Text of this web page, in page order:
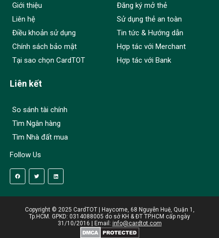
Giới thiệu
Liên hệ
Điều khoản sử dụng
Chính sách bảo mật
Tại sao chọn CardTOT
Đăng ký mở thẻ
Sử dụng thẻ an toàn
Tin tức & Hướng dẫn
Hợp tác với Merchant
Hợp tác với Bank
Liên kết
So sánh tài chính
Tìm Ngân hàng
Tìm Nhà đất mua
Follow Us
Copyright © 2025 CardTOT | Haycome, 68 Nguyễn Huệ, Quận 1,
Tp.HCM. GPKD: 0314088005 do sở KH & ĐT TP.HCM cấp ngày
31/10/2016 | Email: info@cardtot.com